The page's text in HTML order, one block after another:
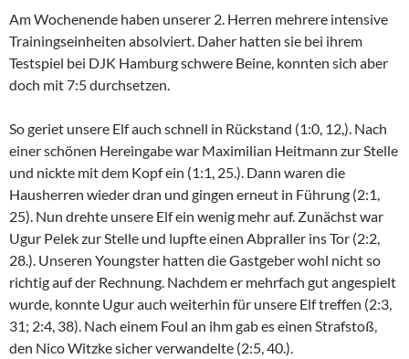
Am Wochenende haben unserer 2. Herren mehrere intensive
Trainingseinheiten absolviert. Daher hatten sie bei ihrem
Testspiel bei DJK Hamburg schwere Beine, konnten sich aber
doch mit 7:5 durchsetzen.
So geriet unsere Elf auch schnell in Rückstand (1:0, 12,). Nach
einer schönen Hereingabe war Maximilian Heitmann zur Stelle
und nickte mit dem Kopf ein (1:1, 25.). Dann waren die
Hausherren wieder dran und gingen erneut in Führung (2:1,
25). Nun drehte unsere Elf ein wenig mehr auf. Zunächst war
Ugur Pelek zur Stelle und lupfte einen Abpraller ins Tor (2:2,
28.). Unseren Youngster hatten die Gastgeber wohl nicht so
richtig auf der Rechnung. Nachdem er mehrfach gut angespielt
wurde, konnte Ugur auch weiterhin für unsere Elf treffen (2:3,
31; 2:4, 38). Nach einem Foul an ihm gab es einen Strafstoß,
den Nico Witzke sicher verwandelte (2:5, 40.).